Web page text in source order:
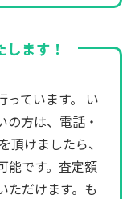
ます！
っています。 い
の方は、電話・
頂けましたら、
能です。査定額
ただけます。も